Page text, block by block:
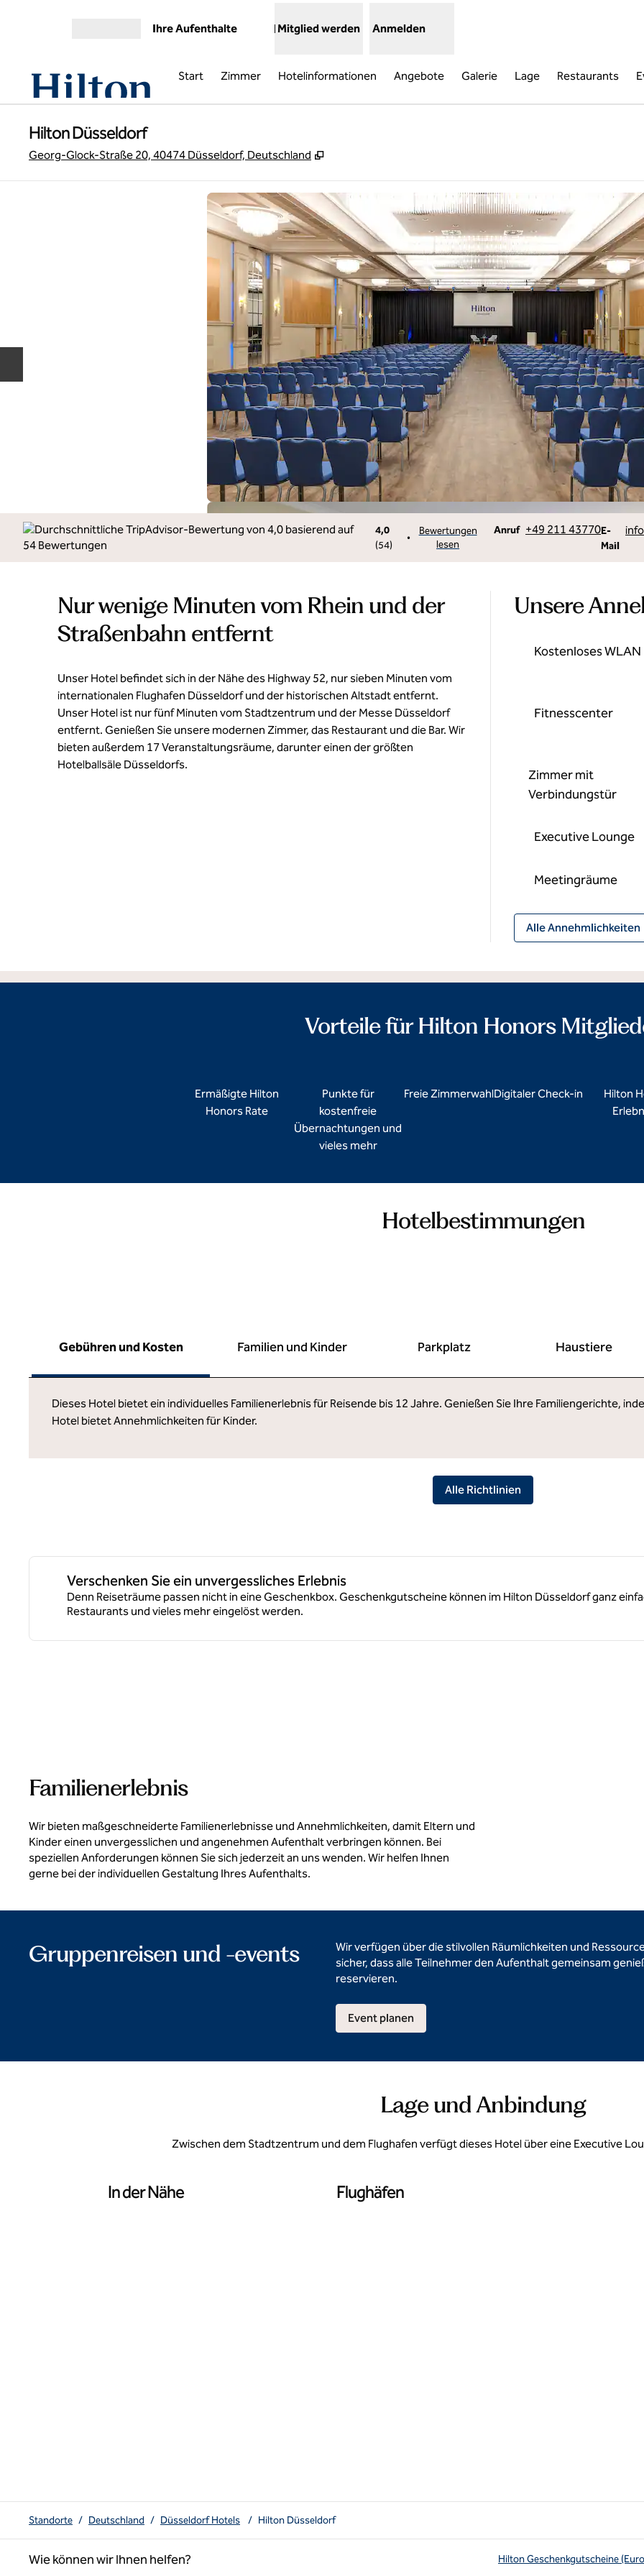
Ihre Aufenthalte Mitglied werden Anmelden
Start Zimmer Hotelinformationen Angebote Galerie Lage Restaurants
Hilton Düsseldorf
Georg-Glock-Straße 20, 40474 Düsseldorf, Deutschland ,
4,0
(54)
•
Bewertungen
lesen
Anruf
Anruf +49 211 43770E-
Mail
Emailinfo
Nur wenige Minuten vom Rhein und der
Straßenbahn entfernt
Unser Hotel befindet sich in der Nähe des Highway 52, nur sieben Minuten vom
internationalen Flughafen Düsseldorf und der historischen Altstadt entfernt.
Unser Hotel ist nur fünf Minuten vom Stadtzentrum und der Messe Düsseldorf
entfernt. Genießen Sie unsere modernen Zimmer, das Restaurant und die Bar. Wir
bieten außerdem 17 Veranstaltungsräume, darunter einen der größten
Hotelballsäle Düsseldorfs.
Unsere
Kostenloses WLAN
Fitnesscenter
Zimmer mit
Verbindungstür
Executive Lounge
Meeting­räume
Alle Annehmlichkeiten
Vorteile für Hilton Honors
Ermäßigte Hilton
Honors Rate
Punkte für
kostenfreie
Übernachtungen und
vieles mehr
Freie ZimmerwahlDigitaler Check-in
Hilton
Hotelbestimmungen
Gebühren und Kosten Familien und Kinder Parkplatz Haustiere
Dieses Hotel bietet ein individuelles Familienerlebnis für Reisende bis 12 Jahre. Genießen Sie Ihre Familiengerichte,
Hotel bietet Annehmlichkeiten für Kinder.
Alle Richtlinien
Verschenken Sie ein unvergessliches Erlebnis
Denn Reiseträume passen nicht in eine Geschenkbox. Geschenkgutscheine können im Hilton Düsseldorf ganz
Restaurants und vieles mehr eingelöst werden.
Familienerlebnis
Wir bieten maßgeschneiderte Familienerlebnisse und Annehmlichkeiten, damit Eltern und
Kinder einen unvergesslichen und angenehmen Aufenthalt verbringen können. Bei
speziellen Anforderungen können Sie sich jederzeit an uns wenden. Wir helfen Ihnen
gerne bei der individuellen Gestaltung Ihres Aufenthalts.
Gruppenreisen und -events
Wir verfügen über die stilvollen Räumlichkeiten und
sicher, dass alle Teilnehmer den Aufenthalt gemeinsam
reservieren.
Event planen
Lage und Anbindung
Zwischen dem Stadtzentrum und dem Flughafen verfügt dieses Hotel über eine Executive
In der Nähe Flughäfen
Standorte / Deutschland / Düsseldorf Hotels / Hilton Düsseldorf
Wie können wir Ihnen helfen?
Hilton Geschenkgutscheine